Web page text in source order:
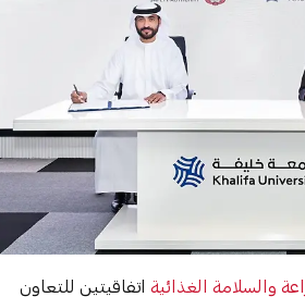
والسلامة الغذائيةاتفاقيتين للتعاون